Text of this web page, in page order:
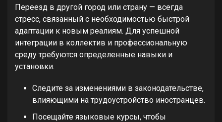
Переезд в другой город или страну — всегда
стресс, связанный с необходимостью быстрой
адаптации к новым реалиям. Для успешной
интеграции в коллектив и профессиональную
среду требуются определенные навыки и
установки.
Следите за изменениями в законодательстве,
влияющими на трудоустройство иностранцев.
Посещайте языковые курсы, чтобы